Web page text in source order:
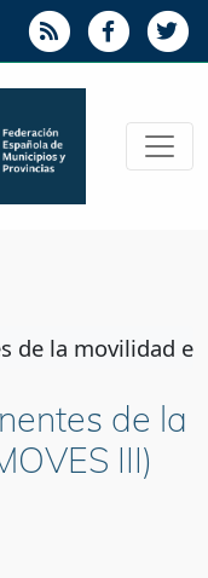
de la movilidad
de la
III)